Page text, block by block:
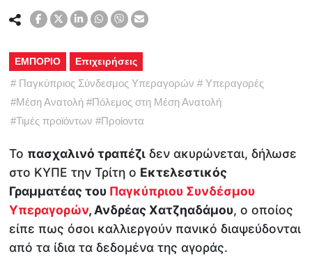
ΕΜΠΟΡΙΟ Επιχειρήσεις
# Παγκύπριος Σύνδεσμος Υπεραγορών # Υπεραγορές
#Μέση Ανατολή #Πόλεμος στη Μέση Ανατολή
#Τιμές προϊόντων #Προίοντα
Το πασχαλινό τραπέζι δεν ακυρώνεται, δήλωσε
στο ΚΥΠΕ την Τρίτη ο Εκτελεστικός
Γραμματέας του Παγκύπριου Συνδέσμου
Υπεραγορών, Ανδρέας Χατζηαδάμου, ο οποίος
είπε πως όσοι καλλιεργούν πανικό διαψεύδονται
από τα ίδια τα δεδομένα της αγοράς.